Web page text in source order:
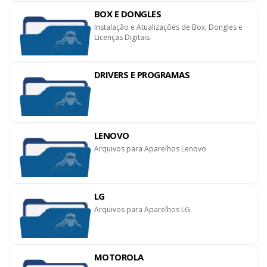
BOX E DONGLES
Instalação e Atualizações de Box, Dongles e
Licenças Digitais
DRIVERS E PROGRAMAS
LENOVO
Arquivos para Aparelhos Lenovo
LG
Arquivos para Aparelhos LG
MOTOROLA